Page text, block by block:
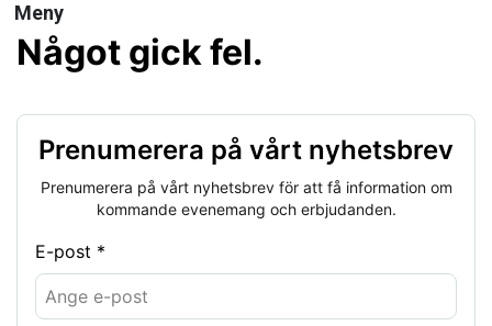
Meny
Något gick fel.
Prenumerera på vårt nyhetsbrev
Prenumerera på vårt nyhetsbrev för att få information om
kommande evenemang och erbjudanden.
E-post *